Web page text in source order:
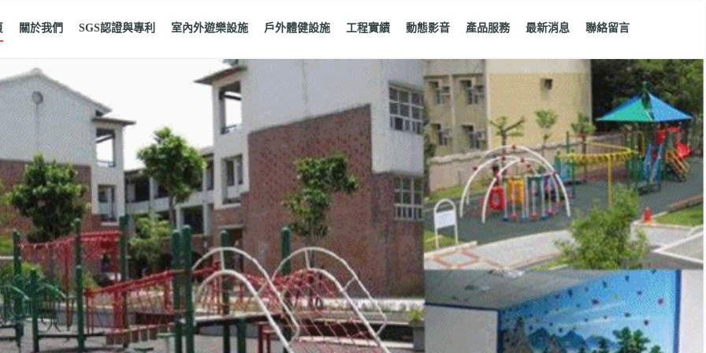
關於我們 SGS認證與專利 室內外遊樂設施 戶外體健設施 工程實績 動態影音 產品服務 最新消息 聯絡留言